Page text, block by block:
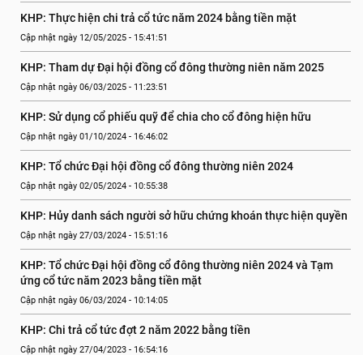
KHP: Thực hiện chi trả cổ tức năm 2024 bằng tiền mặt
Cập nhật ngày 12/05/2025 - 15:41:51
KHP: Tham dự Đại hội đồng cổ đông thường niên năm 2025
Cập nhật ngày 06/03/2025 - 11:23:51
KHP: Sử dụng cổ phiếu quỹ để chia cho cổ đông hiện hữu
Cập nhật ngày 01/10/2024 - 16:46:02
KHP: Tổ chức Đại hội đồng cổ đông thường niên 2024
Cập nhật ngày 02/05/2024 - 10:55:38
KHP: Hủy danh sách người sở hữu chứng khoán thực hiện quyền
Cập nhật ngày 27/03/2024 - 15:51:16
KHP: Tổ chức Đại hội đồng cổ đông thường niên 2024 và Tạm
ứng cổ tức năm 2023 bằng tiền mặt
Cập nhật ngày 06/03/2024 - 10:14:05
KHP: Chi trả cổ tức đợt 2 năm 2022 bằng tiền
Cập nhật ngày 27/04/2023 - 16:54:16